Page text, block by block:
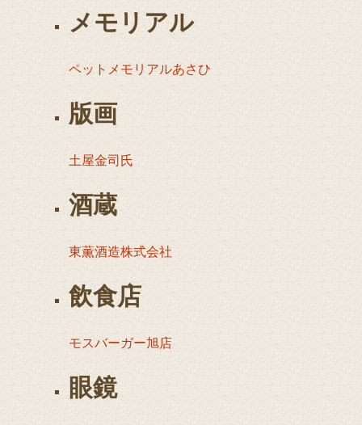
メモリアル
ペットメモリアルあさひ
版画
土屋金司氏
酒蔵
東薫酒造株式会社
飲食店
モスバーガー旭店
眼鏡